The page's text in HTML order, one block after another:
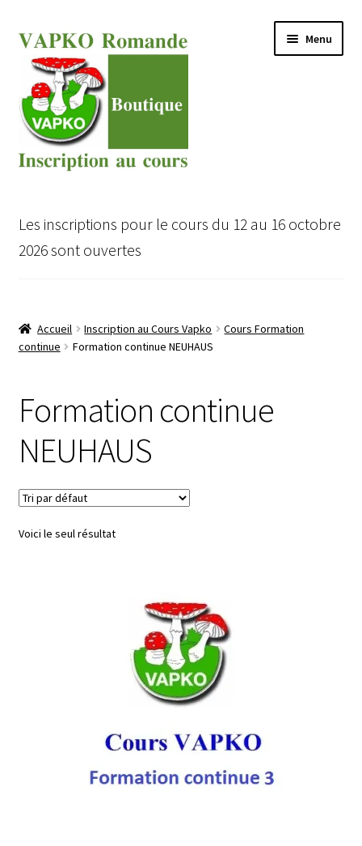
Aller
à
navigation
Aller
au
contenu
Menu
le
menu
Inscription au Cours VAPKO
Les inscriptions pour le cours du 12 au 16 octobre
2026 sont ouvertes
Accueil Inscription au Cours Vapko
Cours Formation
continue
Formation continue NEUHAUS
Formation continue
NEUHAUS
Voici le seul résultat